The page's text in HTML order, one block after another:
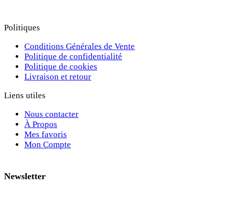
Politiques
Conditions Générales de Vente
Politique de confidentialité
Politique de cookies
Livraison et retour
Liens utiles
Nous contacter
À Propos
Mes favoris
Mon Compte
Newsletter